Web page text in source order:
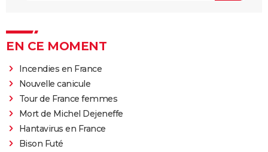
EN CE MOMENT
Incendies en France
Nouvelle canicule
Tour de France femmes
Mort de Michel Dejeneffe
Hantavirus en France
Bison Futé